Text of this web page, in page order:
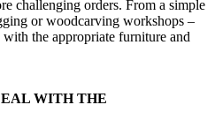
challenging orders. From a simple
or woodcarving workshops –
the appropriate furniture and
WITH THE